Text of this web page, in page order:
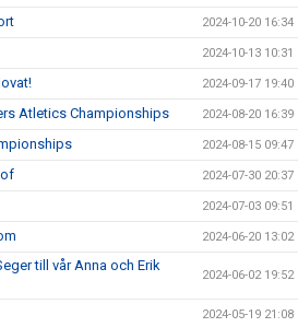
2024-10-20 16:34
2024-10-13 10:31
2024-09-17 19:40
Atletics Championships 2024-08-20 16:39
2024-08-15 09:47
2024-07-30 20:37
2024-07-03 09:51
2024-06-20 13:02
till vår Anna och Erik
2024-06-02 19:52
2024-05-19 21:08